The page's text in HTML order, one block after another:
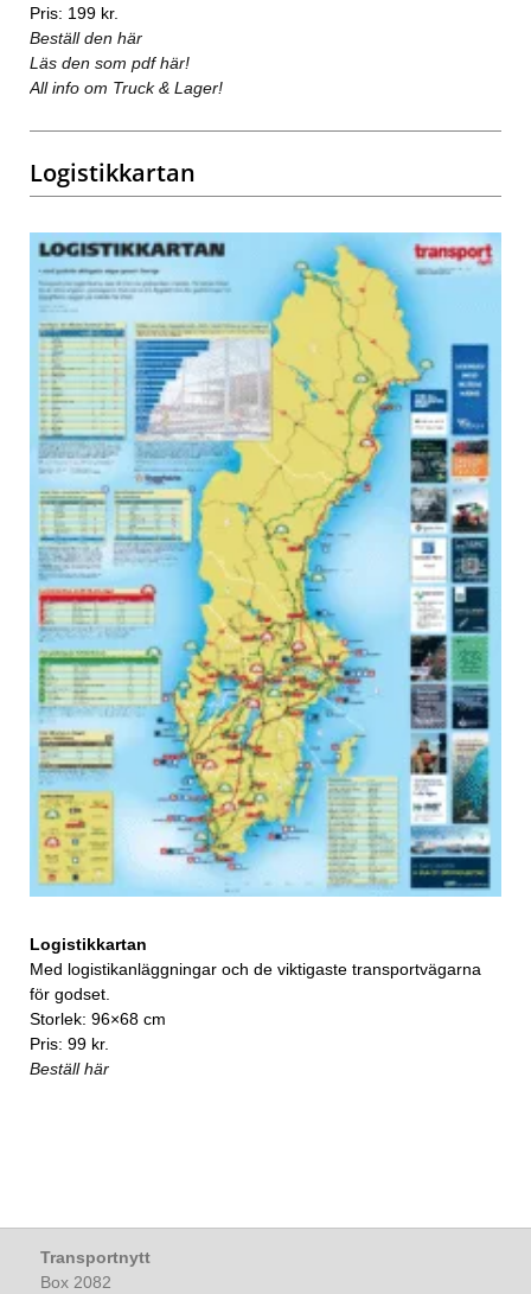
Pris: 199 kr.
Beställ den här
Läs den som pdf här!
All info om Truck & Lager!
Logistikkartan
Logistikkartan
Med logistikanläggningar och de viktigaste transportvägarna
för godset.
Storlek: 96×68 cm
Pris: 99 kr.
Beställ här
Transportnytt
Box 2082